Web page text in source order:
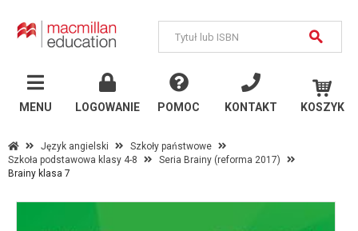
MENU LOGOWANIE POMOC KONTAKT KOSZYK
Język angielski
Szkoły państwowe
Szkoła podstawowa klasy 4-8
Seria Brainy (reforma 2017)
Brainy klasa 7
MENU
Język
angielski
Szkoły językowe i